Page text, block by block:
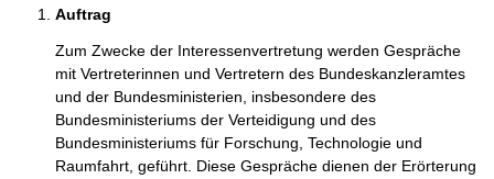
Auftrag
Zum Zwecke der Interessenvertretung werden Gespräche
mit Vertreterinnen und Vertretern des Bundeskanzleramtes
und der Bundesministerien, insbesondere des
Bundesministeriums der Verteidigung und des
Bundesministeriums für Forschung, Technologie und
Raumfahrt, geführt. Diese Gespräche dienen der Erörterung